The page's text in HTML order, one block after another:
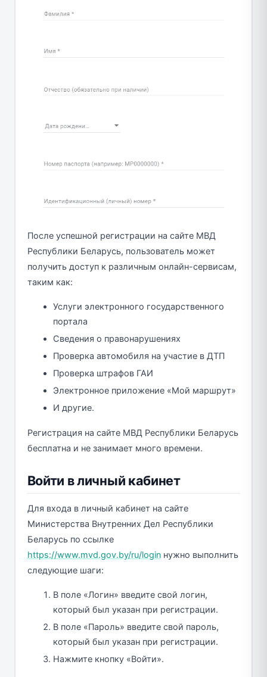
После успешной регистрации на сайте МВД
Республики Беларусь, пользователь может
получить доступ к различным онлайн-сервисам,
таким как:
Услуги электронного государственного
портала
Сведения о правонарушениях
Проверка автомобиля на участие в ДТП
Проверка штрафов ГАИ
Электронное приложение «Мой маршрут»
И другие.
Регистрация на сайте МВД Республики Беларусь
бесплатна и не занимает много времени.
Войти в личный кабинет
Для входа в личный кабинет на сайте
Министерства Внутренних Дел Республики
Беларусь по ссылке
https://www.mvd.gov.by/ru/loginнужно выполнить
следующие шаги:
В поле «Логин» введите свой логин,
который был указан при регистрации.
В поле «Пароль» введите свой пароль,
который был указан при регистрации.
Нажмите кнопку «Войти».